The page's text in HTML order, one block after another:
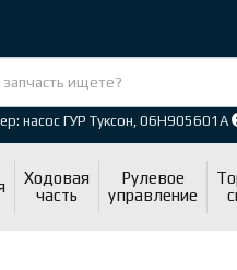
насос ГУР Туксон, 06H905601A
Ходовая
часть
Рулевое
управление